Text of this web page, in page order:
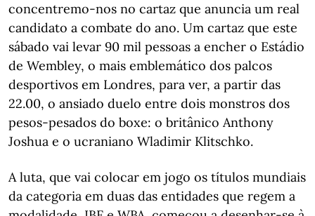
concentremo-nos no cartaz que anuncia um real
candidato a combate do ano. Um cartaz que este
sábado vai levar 90 mil pessoas a encher o Estádio
de Wembley, o mais emblemático dos palcos
desportivos em Londres, para ver, a partir das
22.00, o ansiado duelo entre dois monstros dos
pesos-pesados do boxe: o britânico Anthony
Joshua e o ucraniano Wladimir Klitschko.
A luta, que vai colocar em jogo os títulos mundiais
da categoria em duas das entidades que regem a